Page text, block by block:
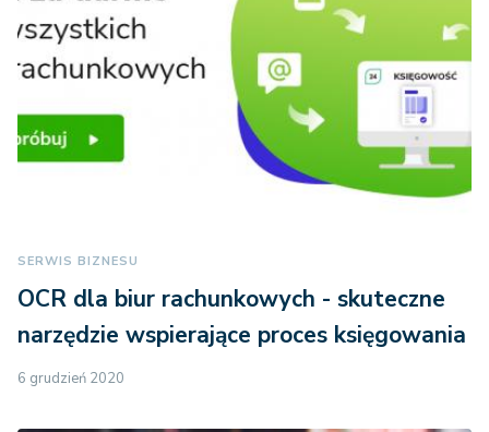
SERWIS BIZNESU
OCR dla biur rachunkowych - skuteczne
narzędzie wspierające proces księgowania
6 grudzień 2020